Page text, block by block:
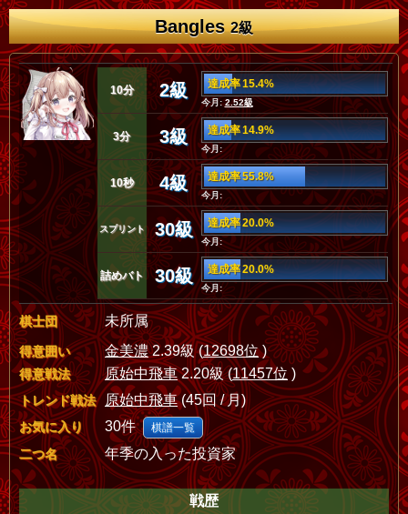
Bangles2級
10分 2級 達成率 15.4%
今月:2.52級
3分 3級 達成率 14.9%
今月:
10秒 4級 達成率 55.8%
今月:
スプリント 30級 達成率 20.0%
今月:
詰めバト 30級 達成率 20.0%
今月:
棋士団 未所属
得意囲い 金美濃2.39級 (12698位)
得意戦法 原始中飛車2.20級 (11457位 )
トレンド戦法 原始中飛車(45回 / 月)
お気に入り 30件 棋譜一覧
二つ名 年季の入った投資家
戦歴